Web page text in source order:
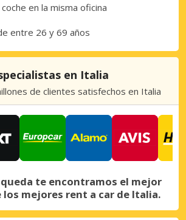
en la misma oficina
entre 26 y 69 años
en Italia
de clientes satisfechos en Italia
te encontramos el mejor
mejores rent a car de Italia.